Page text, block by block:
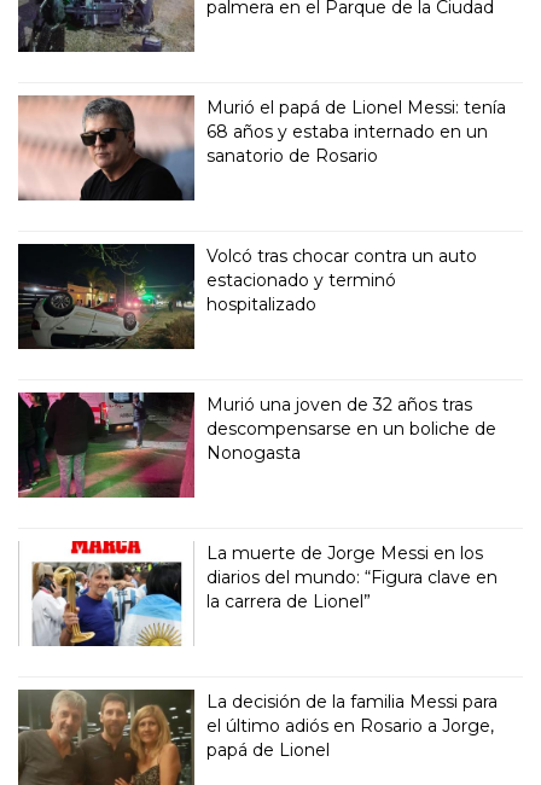
palmera en el Parque de la Ciudad
Murió el papá de Lionel Messi: tenía
68 años y estaba internado en un
sanatorio de Rosario
Volcó tras chocar contra un auto
estacionado y terminó
hospitalizado
Murió una joven de 32 años tras
descompensarse en un boliche de
Nonogasta
La muerte de Jorge Messi en los
diarios del mundo: “Figura clave en
la carrera de Lionel”
La decisión de la familia Messi para
el último adiós en Rosario a Jorge,
papá de Lionel